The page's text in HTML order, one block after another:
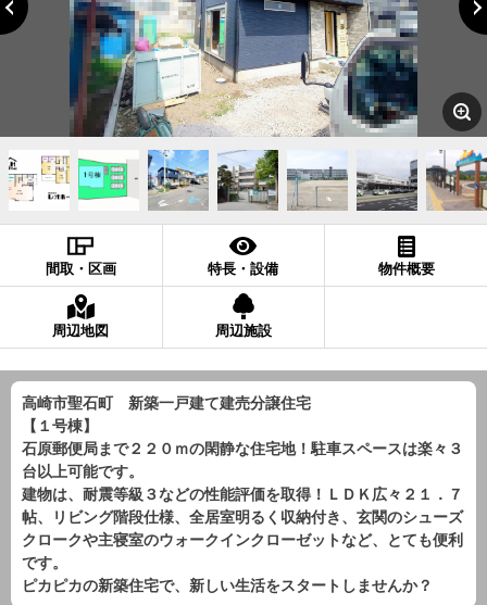
間取・区画 特長・設備 物件概要
周辺地図 周辺施設
高崎市聖石町 新築一戸建て建売分譲住宅
【１号棟】
石原郵便局まで２２０ｍの閑静な住宅地！駐車スペースは楽々３
台以上可能です。
建物は、耐震等級３などの性能評価を取得！ＬＤＫ広々２１．７
帖、リビング階段仕様、全居室明るく収納付き、玄関のシューズ
クロークや主寝室のウォークインクローゼットなど、とても便利
です。
ピカピカの新築住宅で、新しい生活をスタートしませんか？